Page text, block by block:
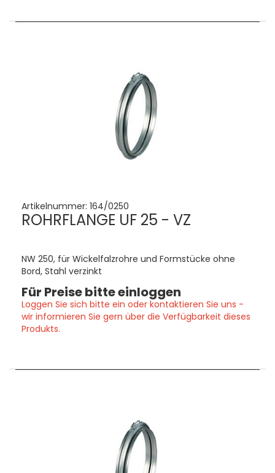
Artikelnummer: 164/0250
ROHRFLANGE UF 25 - VZ
NW 250, für Wickelfalzrohre und Formstücke ohne
Bord, Stahl verzinkt
Für Preise bitte einloggen
Loggen Sie sich bitte ein oder kontaktieren Sie uns -
wir informieren Sie gern über die Verfügbarkeit dieses
Produkts.